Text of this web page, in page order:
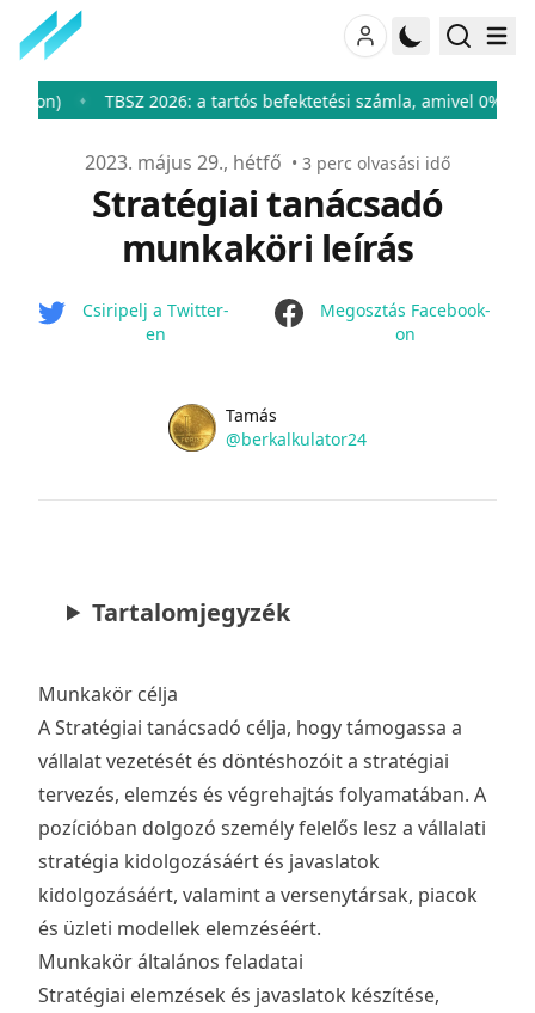
TBSZ 2026: a tartós befektetési számla, amivel 0%-ra
Publikálva
2023. május 29., hétfő • 3 perc olvasási idő
Stratégiai tanácsadó
munkaköri leírás
Csiripelj a Twitter-
en
facebook
Megosztás Facebook-
on
Name
Tamás
Twitter
@berkalkulator24
Tartalomjegyzék
Munkakör célja
A Stratégiai tanácsadó célja, hogy támogassa a
vállalat vezetését és döntéshozóit a stratégiai
tervezés, elemzés és végrehajtás folyamatában. A
pozícióban dolgozó személy felelős lesz a vállalati
stratégia kidolgozásáért és javaslatok
kidolgozásáért, valamint a versenytársak, piacok
és üzleti modellek elemzéséért.
Munkakör általános feladatai
Stratégiai elemzések és javaslatok készítése,